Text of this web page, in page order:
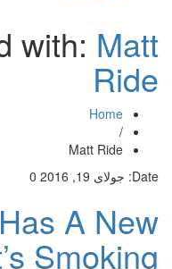
with:Matt
Ride
Home
/
Matt Ride
Date: جولای 19, 2016 0
A New
Smoking